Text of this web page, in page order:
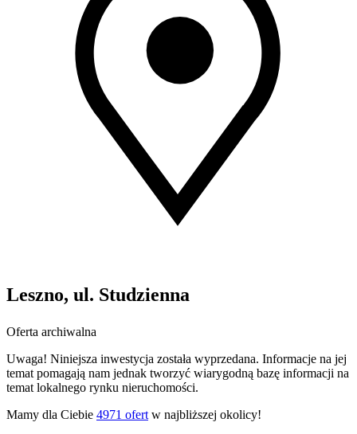
Leszno, ul. Studzienna
Oferta archiwalna
Uwaga! Niniejsza inwestycja została wyprzedana. Informacje na jej
temat pomagają nam jednak tworzyć wiarygodną bazę informacji na
temat lokalnego rynku nieruchomości.
Mamy dla Ciebie 4971 ofert w najbliższej okolicy!